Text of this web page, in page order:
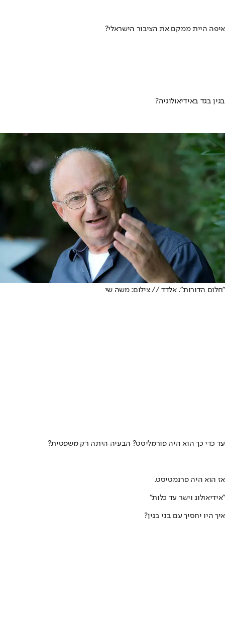
איפה היית ממקם את הציבור הישראלי?
בגין בגד באידיאולוגיה?
"חלום הדורות". אלדד // צילום: משה שי
עד כדי כך הוא היה פורמליסט? הבעיה היתה רק משפטית?
אז הוא היה פרגמטיסט.
"אידיאולוג וישר עד כלות"
איך היו יחסיך עם בני בגין?